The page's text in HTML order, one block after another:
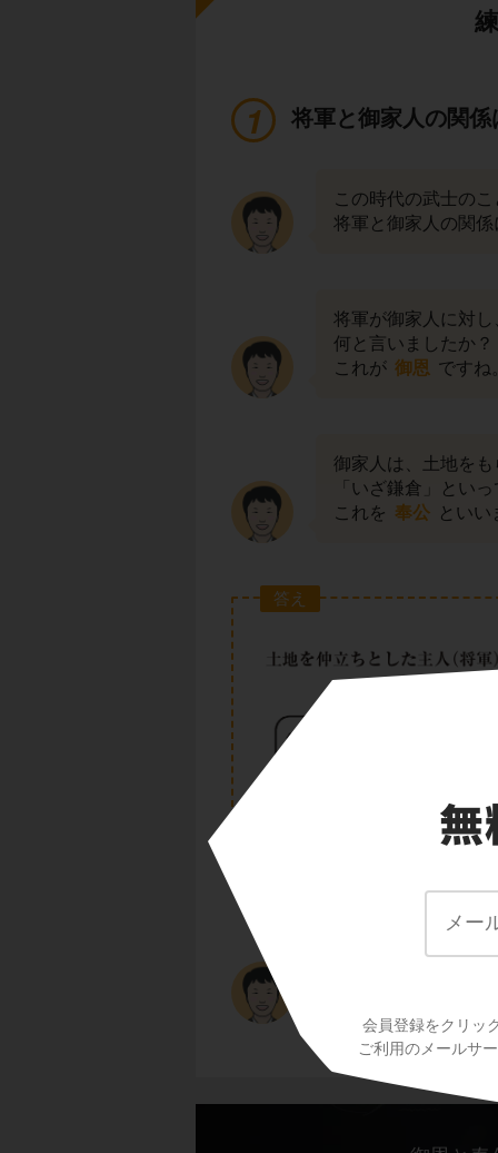
会員登録をクリッ
ご利用のメールサ
将軍と御家人の関係
この時代の武士の
将軍と御家人の関
将軍が御家人に対
何と言いましたか？
これが 御恩 ですね
御家人は、土地を
「いざ鎌倉」とい
これを 奉公 といい
答え